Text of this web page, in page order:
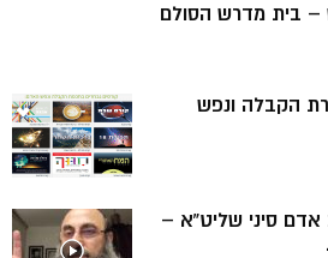
– בית מדרש הסולם
הקבלה ונפש
סיני שליט”א –